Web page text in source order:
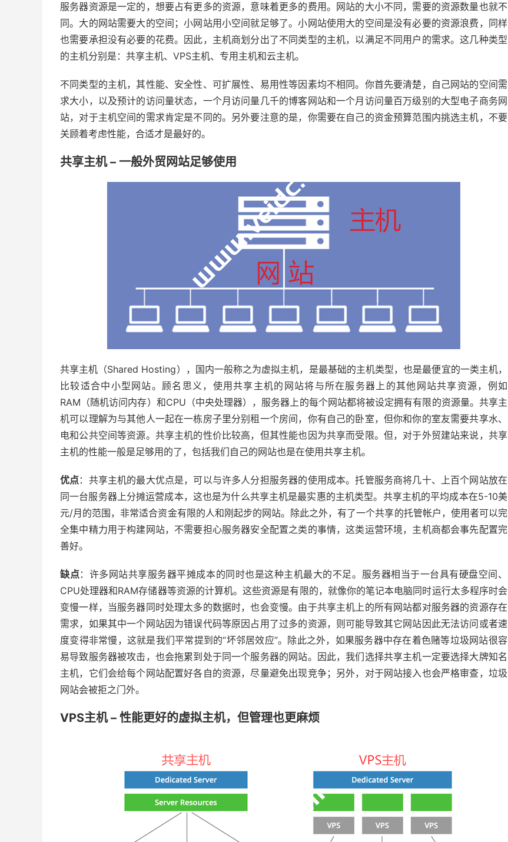
服务器资源是一定的，想要占有更多的资源，意味着更多的费用。网站的大小不同，需要的资源数量也就不
同。大的网站需要大的空间；小网站用小空间就足够了。小网站使用大的空间是没有必要的资源浪费，同样
也需要承担没有必要的花费。因此，主机商划分出了不同类型的主机，以满足不同用户的需求。这几种类型
的主机分别是：共享主机、VPS主机、专用主机和云主机。
不同类型的主机，其性能、安全性、可扩展性、易用性等因素均不相同。你首先要清楚，自己网站的空间需
求大小，以及预计的访问量状态，一个月访问量几千的博客网站和一个月访问量百万级别的大型电子商务网
站，对于主机空间的需求肯定是不同的。另外要注意的是，你需要在自己的资金预算范围内挑选主机，不要
关顾着考虑性能，合适才是最好的。
共享主机 – 一般外贸网站足够使用
共享主机（Shared Hosting），国内一般称之为虚拟主机，是最基础的主机类型，也是最便宜的一类主机，
比较适合中小型网站。顾名思义，使用共享主机的网站将与所在服务器上的其他网站共享资源，例如
RAM（随机访问内存）和CPU（中央处理器），服务器上的每个网站都将被设定拥有有限的资源量。共享主
机可以理解为与其他人一起在一栋房子里分别租一个房间，你有自己的卧室，但你和你的室友需要共享水、
电和公共空间等资源。共享主机的性价比较高，但其性能也因为共享而受限。但，对于外贸建站来说，共享
主机的性能一般是足够用的了，包括我们自己的网站也是在使用共享主机。
优点：共享主机的最大优点是，可以与许多人分担服务器的使用成本。托管服务商将几十、上百个网站放在
同一台服务器上分摊运营成本，这也是为什么共享主机是最实惠的主机类型。共享主机的平均成本在5-10美
元/月的范围，非常适合资金有限的人和刚起步的网站。除此之外，有了一个共享的托管帐户，使用者可以完
全集中精力用于构建网站，不需要担心服务器安全配置之类的事情，这类运营环境，主机商都会事先配置完
善好。
缺点：许多网站共享服务器平摊成本的同时也是这种主机最大的不足。服务器相当于一台具有硬盘空间、
CPU处理器和RAM存储器等资源的计算机。这些资源是有限的，就像你的笔记本电脑同时运行太多程序时会
变慢一样，当服务器同时处理太多的数据时，也会变慢。由于共享主机上的所有网站都对服务器的资源存在
需求，如果其中一个网站因为错误代码等原因占用了过多的资源，则可能导致其它网站因此无法访问或者速
度变得非常慢，这就是我们平常提到的“坏邻居效应”。除此之外，如果服务器中存在着色赌等垃圾网站很容
易导致服务器被攻击，也会拖累到处于同一个服务器的网站。因此，我们选择共享主机一定要选择大牌知名
主机，它们会给每个网站配置好各自的资源，尽量避免出现竞争；另外，对于网站接入也会严格审查，垃圾
网站会被拒之门外。
VPS主机 – 性能更好的虚拟主机，但管理也更麻烦